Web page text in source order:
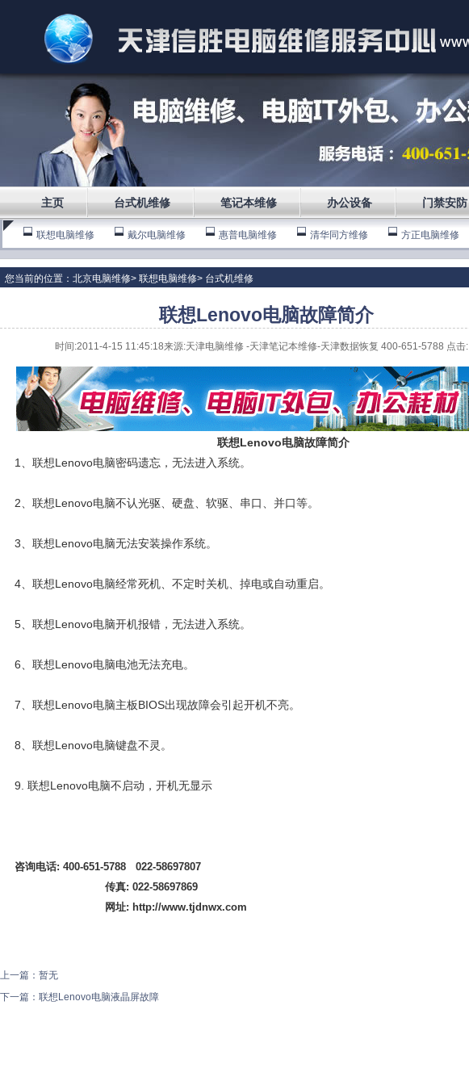
主页 台式机维修 笔记本维修 办公设备 门禁安防
联想电脑维修 戴尔电脑维修 惠普电脑维修 清华同方维修 方正电脑维修
海尔电脑维修
您当前的位置： 北京电脑维修> 联想电脑维修> 台式机维修
联想Lenovo电脑故障简介
时间:2011-4-15 11:45:18来源:天津电脑维修 -天津笔记本维修-天津数据恢复 400-651-5788 点击:
联想Lenovo电脑故障简介
1、联想Lenovo电脑密码遗忘，无法进入系统。
2、联想Lenovo电脑不认光驱、硬盘、软驱、串口、并口等。
3、联想Lenovo电脑无法安装操作系统。
4、联想Lenovo电脑经常死机、不定时关机、掉电或自动重启。
5、联想Lenovo电脑开机报错，无法进入系统。
6、联想Lenovo电脑电池无法充电。
7、联想Lenovo电脑主板BIOS出现故障会引起开机不亮。
8、联想Lenovo电脑键盘不灵。
9. 联想Lenovo电脑不启动，开机无显示
咨询电话: 400-651-5788 022-58697807
传真: 022-58697869
网址: http://www.tjdnwx.com
上一篇：暂无
下一篇： 联想Lenovo电脑液晶屏故障